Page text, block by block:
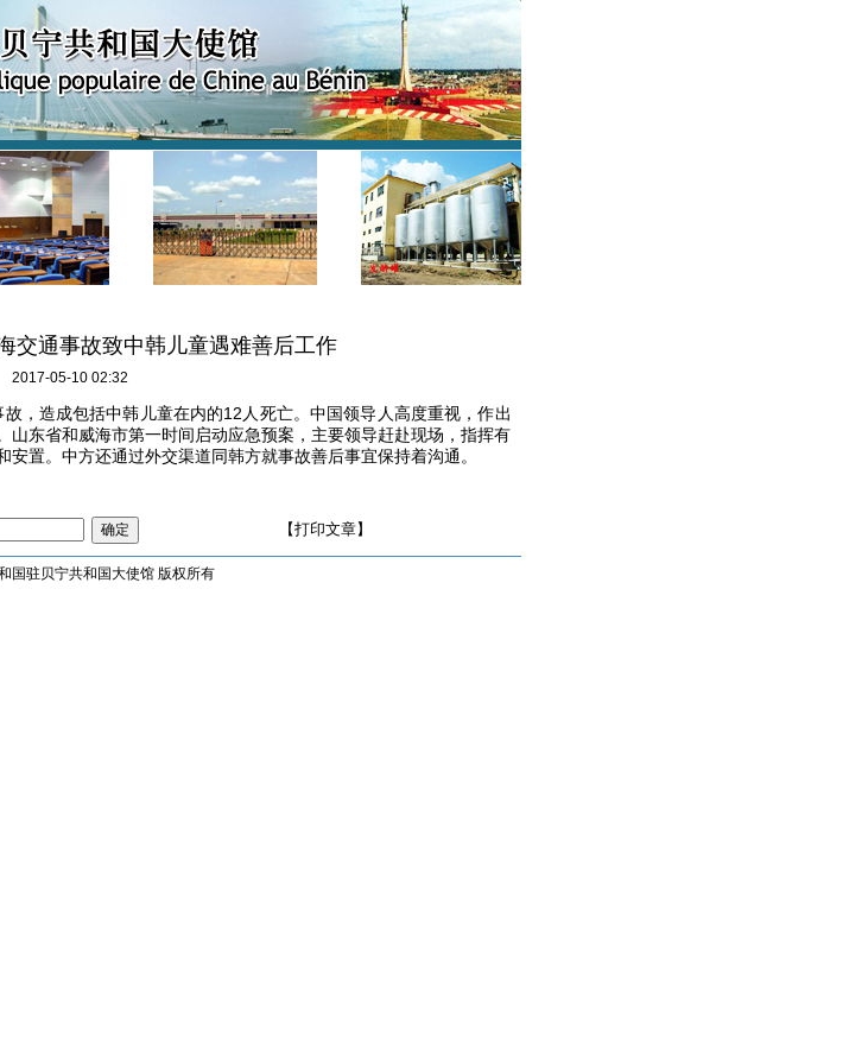
交通事故致中韩儿童遇难善后工作
2017-05-10 02:32
造成包括中韩儿童在内的12人死亡。中国领导人高度重视，作出
东省和威海市第一时间启动应急预案，主要领导赶赴现场，指挥有
置。中方还通过外交渠道同韩方就事故善后事宜保持着沟通。
【打印文章】
国驻贝宁共和国大使馆 版权所有